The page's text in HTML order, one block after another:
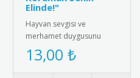
Elinde!"
Hayvan sevgisi ve
merhamet duygusunu
pekiştirmek için
tasarlanmış özel bir
hediye kartı ve bileklik ..
13,00 ₺